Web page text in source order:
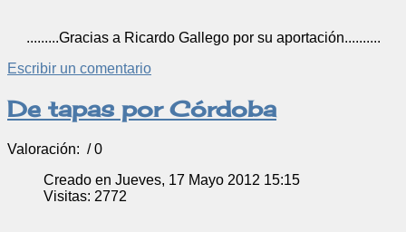
.........Gracias a Ricardo Gallego por su aportación..........
Escribir un comentario
De tapas por Córdoba
Valoración: / 0
Creado en Jueves, 17 Mayo 2012 15:15
Visitas: 2772